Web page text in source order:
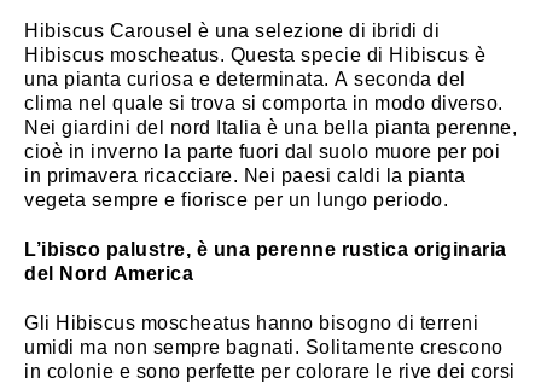
Hibiscus Carousel è una selezione di ibridi di
Hibiscus moscheatus. Questa specie di Hibiscus è
una pianta curiosa e determinata. A seconda del
clima nel quale si trova si comporta in modo diverso.
Nei giardini del nord Italia è una bella pianta perenne,
cioè in inverno la parte fuori dal suolo muore per poi
in primavera ricacciare. Nei paesi caldi la pianta
vegeta sempre e fiorisce per un lungo periodo.
L’ibisco palustre, è una perenne rustica originaria
del Nord America
Gli Hibiscus moscheatus hanno bisogno di terreni
umidi ma non sempre bagnati. Solitamente crescono
in colonie e sono perfette per colorare le rive dei corsi